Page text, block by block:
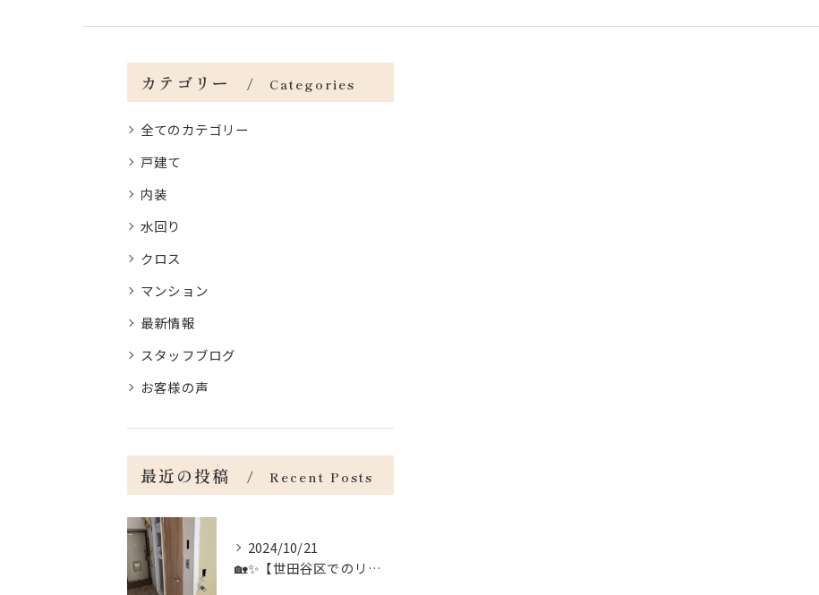
カテゴリー Categories
全てのカテゴリー
戸建て
内装
水回り
クロス
マンション
最新情報
スタッフブログ
お客様の声
最近の投稿 Recent Posts
2024/10/21
🏡✨【世田谷区でのリフォームのお手伝い】✨🏡